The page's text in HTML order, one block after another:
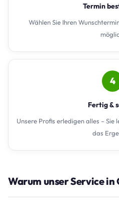
Termin
Wählen Sie Ihren
4
Fertig &
Unsere Profis erledigen alles – Sie
das
Warum unser Service in